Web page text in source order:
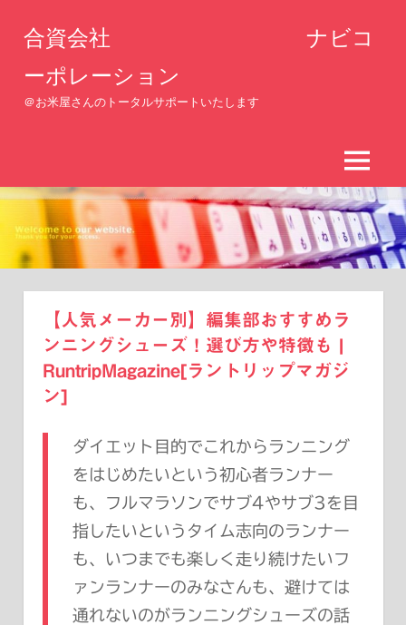
キ
ッ
合資会社 ナビコ
ーポレーション
＠お米屋さんのトータルサポートいたします
MENU
【人気メーカー別】編集部おすすめラ
ンニングシューズ！選び方や特徴も |
RuntripMagazine[ラントリップマガジ
ン]
ダイエット目的でこれからランニング
をはじめたいという初心者ランナー
も、フルマラソンでサブ4やサブ3を目
指したいというタイム志向のランナー
も、いつまでも楽しく走り続けたいフ
ァンランナーのみなさんも、避けては
通れないのがランニングシューズの話